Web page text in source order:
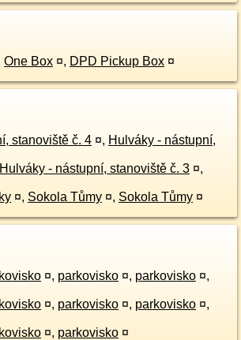
One Box ¤, DPD Pickup Box ¤
stanoviště č. 4 ¤, Hulváky - nástupní,
Hulváky - nástupní, stanoviště č. 3 ¤,
¤, Sokola Tůmy ¤, Sokola Tůmy ¤
¤, parkovisko ¤, parkovisko ¤,
¤, parkovisko ¤, parkovisko ¤,
¤, parkovisko ¤